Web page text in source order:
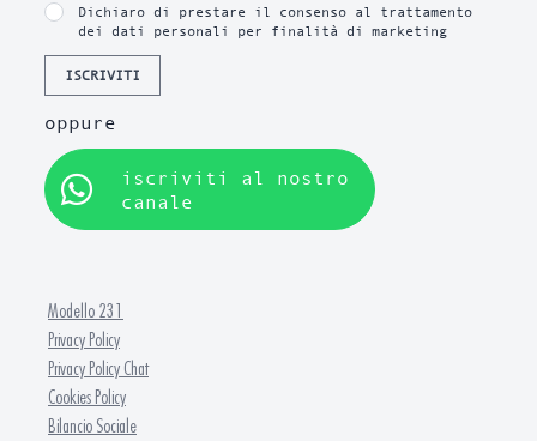
Dichiaro di prestare il consenso al trattamento
dei dati personali per finalità di marketing
ISCRIVITI
oppure
iscriviti al nostro
canale
Modello 231
Privacy Policy
Privacy Policy Chat
Cookies Policy
Bilancio Sociale